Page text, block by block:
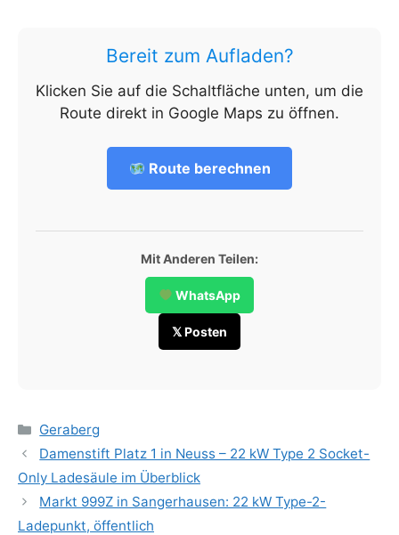
Bereit zum Aufladen?
Klicken Sie auf die Schaltfläche unten, um die
Route direkt in Google Maps zu öffnen.
Route berechnen
Mit Anderen Teilen:
WhatsApp
𝕏 Posten
Categories
Geraberg
Damenstift Platz 1 in Neuss – 22 kW Type 2 Socket-
Only Ladesäule im Überblick
Markt 999Z in Sangerhausen: 22 kW Type-2-
Ladepunkt, öffentlich